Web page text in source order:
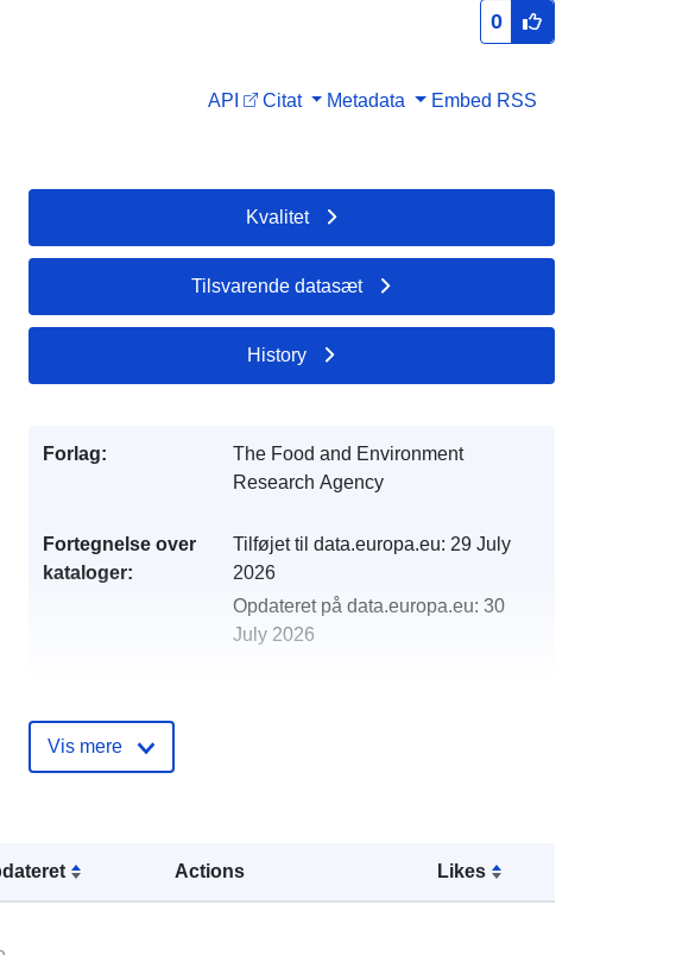
0
API Citat Metadata Embed RSS
Actions Likes
Kvalitet
Tilsvarende datasæt
History
Forlag:
The Food and Environment
Research Agency
Fortegnelse over
kataloger:
Tilføjet til data.europa.eu: 29 July
2026
Opdateret på data.europa.eu: 30
July 2026
Vis mere